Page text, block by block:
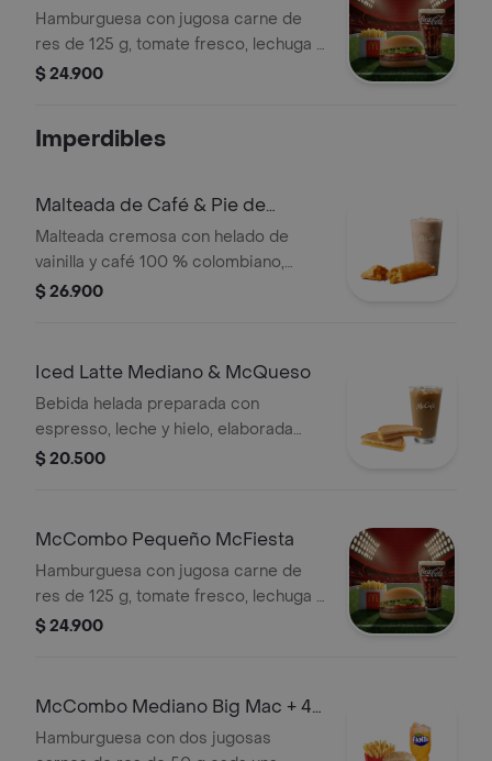
Hamburguesa con jugosa carne de
res de 125 g, tomate fresco, lechuga y
salsa de tomate, en pan suave sin
elección.
$ 24.900
Imperdibles
Malteada de Café & Pie de
Manzana
Malteada cremosa con helado de
vainilla y café 100 % colombiano,
acompañada de pastel relleno de
$ 26.900
Iced Latte Mediano & McQueso
Bebida helada preparada con
espresso, leche y hielo, elaborada
con café 100 % colombiano,
$ 20.500
McCombo Pequeño McFiesta
Hamburguesa con jugosa carne de
res de 125 g, tomate fresco, lechuga y
salsa de tomate, en pan suave sin
elección.
$ 24.900
McCombo Mediano Big Mac + 4
Nuggets
Hamburguesa con dos jugosas